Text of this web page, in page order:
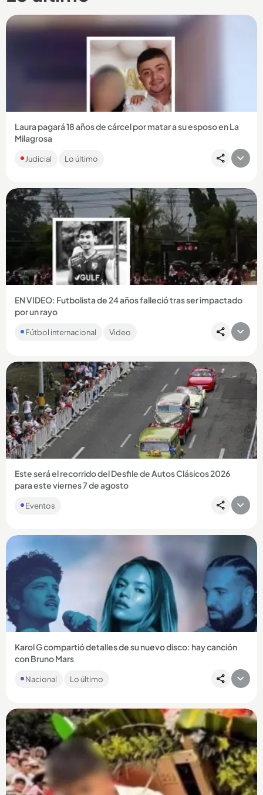
Laura pagará 18 años de cárcel por matar a su esposo en La
Milagrosa
Tras una discusión, la mujer de 30 años compró gasolina y le
prendió fuego a la vivienda con su compañero sentimental
Judicial Lo último
Compartir Noticia
EN VIDEO: Futbolista de 24 años falleció tras ser impactado
por un rayo
La potente descarga eléctrica trambién dejó heridos a otros
doce jugadores. ...
Fútbol internacional Video
Compartir Noticia
Este será el recorrido del Desfile de Autos Clásicos 2026
para este viernes 7 de agosto
Eventos
Compartir Noticia
Karol G compartió detalles de su nuevo disco: hay canción
con Bruno Mars
comparada con una de Britney Spears....
Nacional Lo último
Compartir Noticia